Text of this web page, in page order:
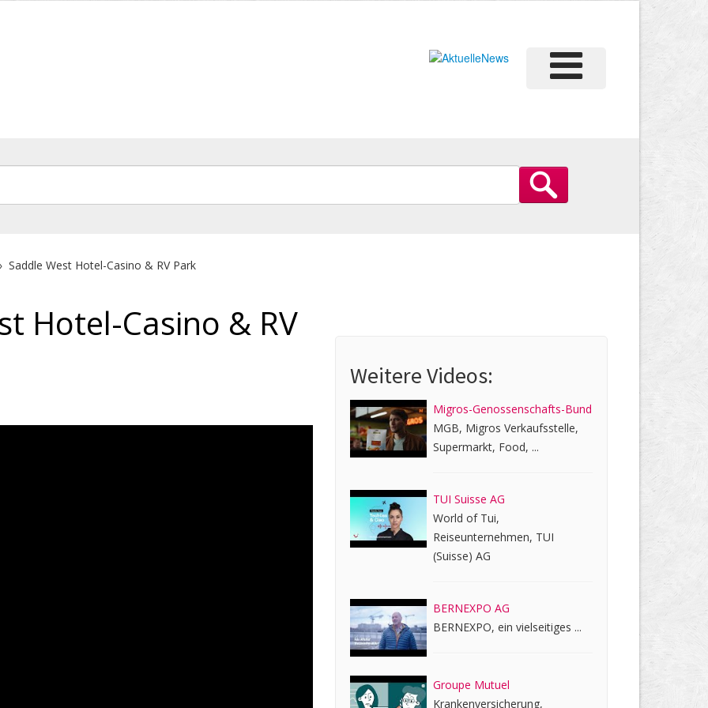
Saddle West Hotel-Casino & RV Park
Hotel-Casino & RV
Weitere Videos:
Migros-Genossenschafts-Bund
MGB, Migros Verkaufsstelle,
Supermarkt, Food, ...
TUI Suisse AG
World of Tui,
Reiseunternehmen, TUI
(Suisse) AG
BERNEXPO AG
BERNEXPO, ein vielseitiges ...
Groupe Mutuel
Krankenversicherung,